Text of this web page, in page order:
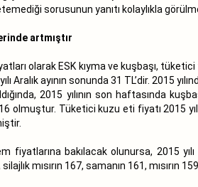
sorusunun yanıtı kolaylıkla
artmıştır
olarak ESK kıyma ve kuşbaşı,
Aralık ayının sonunda 31 TL’dir. 2015
2015 yılının son haftasında
olmuştur. Tüketici kuzu eti fiyatı 2015
fiyatlarına bakılacak olunursa, 2015
mısırın 167, samanın 161,